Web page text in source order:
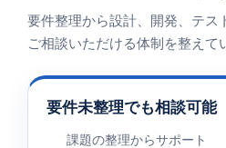
要件整理から設計、開発、テス
ご相談いただける体制を整えて
要件未整理でも相談可能
課題の整理からサポート